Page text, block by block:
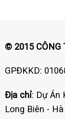
© 2015 CÔNG
GPĐKKD:
Địa chỉ: Dự Án
Long Biên -